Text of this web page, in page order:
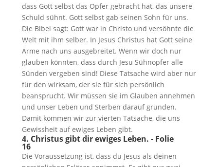
dass Gott selbst das Opfer gebracht hat, das unsere
Schuld sühnt. Gott selbst gab seinen Sohn für uns.
Die Bibel sagt: Gott war in Christo und versöhnte die
Welt mit ihm selber. In Jesus Christus hat Gott seine
Arme nach uns ausgebreitet. Wenn wir doch nur
glauben könnten, dass durch Jesu Sühnopfer alle
Sünden vergeben sind! Diese Tatsache wird aber nur
für den wirksam, der sie für sich persönlich
beansprucht. Wir müssen sie im Glauben annehmen
und unser Leben und Sterben darauf gründen.
Damit kommen wir zur vierten Tatsache, die uns
Gewissheit auf ewiges Leben gibt.
4. Christus gibt dir ewiges Leben. - Folie
16
Die Voraussetzung ist, dass du Jesus als deinen